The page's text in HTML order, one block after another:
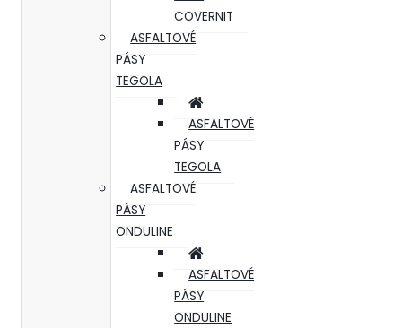
COVERNIT
ASFALTOVÉ
PÁSY
TEGOLA
ASFALTOVÉ
PÁSY
TEGOLA
ASFALTOVÉ
PÁSY
ONDULINE
ASFALTOVÉ
PÁSY
ONDULINE